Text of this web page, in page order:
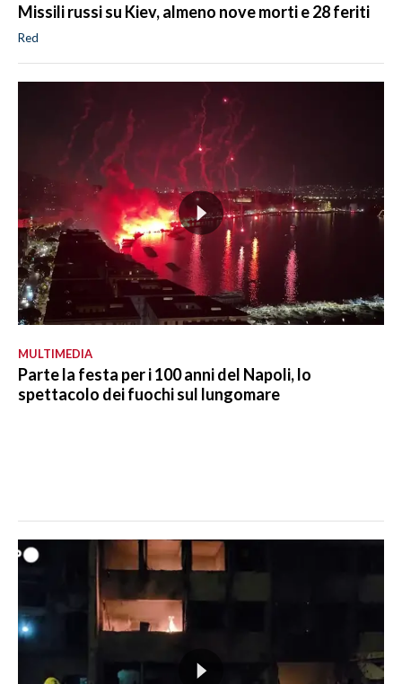
Missili russi su Kiev, almeno nove morti e 28 feriti
Red
MULTIMEDIA
Parte la festa per i 100 anni del Napoli, lo
spettacolo dei fuochi sul lungomare